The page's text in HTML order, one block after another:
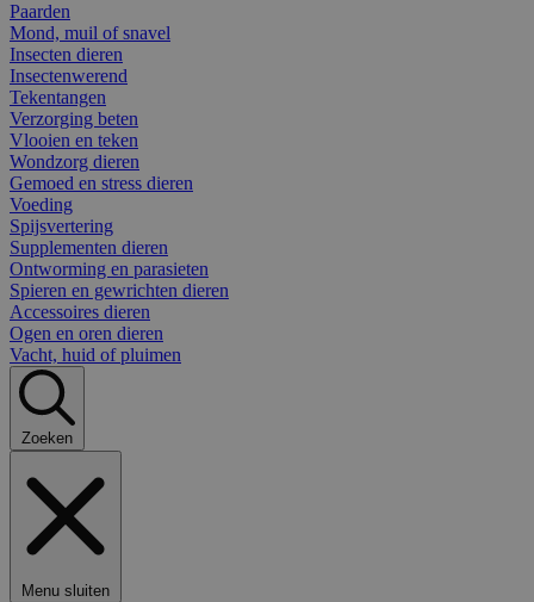
Paarden
Mond, muil of snavel
Insecten dieren
Insectenwerend
Tekentangen
Verzorging beten
Vlooien en teken
Wondzorg dieren
Gemoed en stress dieren
Voeding
Spijsvertering
Supplementen dieren
Ontworming en parasieten
Spieren en gewrichten dieren
Accessoires dieren
Ogen en oren dieren
Vacht, huid of pluimen
Zoeken
Menu sluiten